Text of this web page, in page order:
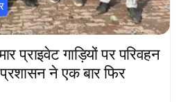
प्राइवेट गाड़ियों पर परिवहन
ने एक बार फिर